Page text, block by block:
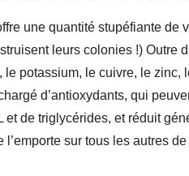
une quantité stupéfiante de
leurs colonies !) Outre
le potassium, le cuivre, le
d’antioxydants, qui
et de triglycérides, et réduit
l’emporte sur tous les autres